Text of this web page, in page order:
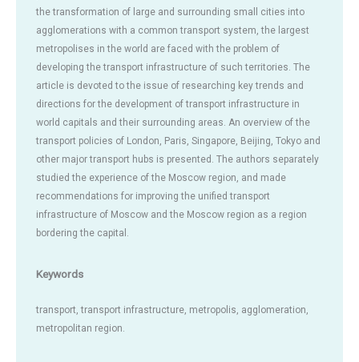
the transformation of large and surrounding small cities into
agglomerations with a common transport system, the largest
metropolises in the world are faced with the problem of
developing the transport infrastructure of such territories. The
article is devoted to the issue of researching key trends and
directions for the development of transport infrastructure in
world capitals and their surrounding areas. An overview of the
transport policies of London, Paris, Singapore, Beijing, Tokyo and
other major transport hubs is presented. The authors separately
studied the experience of the Moscow region, and made
recommendations for improving the unified transport
infrastructure of Moscow and the Moscow region as a region
bordering the capital.
Keywords
transport, transport infrastructure, metropolis, agglomeration,
metropolitan region.